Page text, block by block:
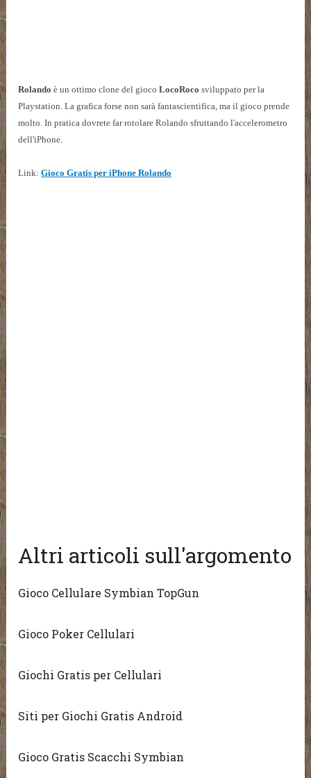
Rolando è un ottimo clone del giocoLocoRoco sviluppato per la
Playstation. La grafica forse non sarà fantascientifica, ma il gioco prende
molto. In pratica dovrete far rotolare Rolando sfruttando l'accelerometro
dell'iPhone.
Link:Gioco Gratis per iPhone Rolando
Altri articoli sull'argomento
Gioco Cellulare Symbian TopGun
Gioco Poker Cellulari
Giochi Gratis per Cellulari
Siti per Giochi Gratis Android
Gioco Gratis Scacchi Symbian